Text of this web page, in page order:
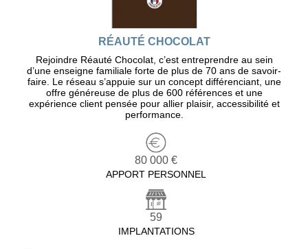
RÉAUTÉ CHOCOLAT
Rejoindre Réauté Chocolat, c’est entreprendre au sein
d’une enseigne familiale forte de plus de 70 ans de savoir-
faire. Le réseau s’appuie sur un concept différenciant, une
offre généreuse de plus de 600 références et une
expérience client pensée pour allier plaisir, accessibilité et
performance.
80 000 €
APPORT PERSONNEL
59
IMPLANTATIONS